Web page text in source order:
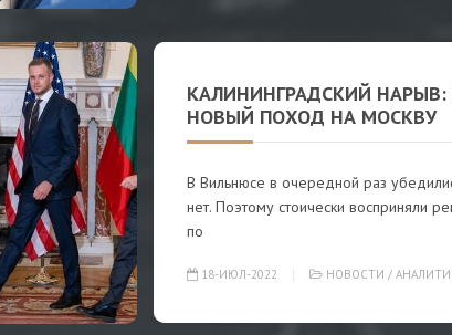
КАЛИНИНГРАДСКИЙ
НОВЫЙ ПОХОД НА МОСКВУ
В Вильнюсе в очередной раз
нет. Поэтому стоически восприняли
по
18-ИЮЛ-2022 НОВОСТИ /